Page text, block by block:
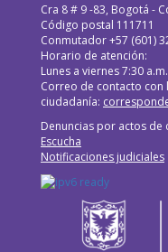
Cra 8 # 9 -83, Bogotá -
Código postal 111711
Conmutador +57 (601)
Horario de atención:
Lunes a viernes 7:30
Correo de contacto con
ciudadanía:
Denuncias por actos de
Escucha
Notificaciones judiciales